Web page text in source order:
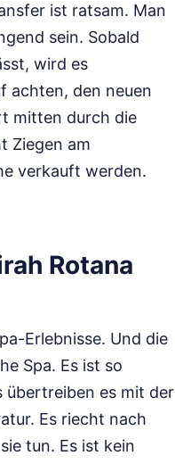
ist ratsam. Man
sein. Sobald
wird es
achten, den neuen
mitten durch die
Ziegen am
verkauft werden.
Rotana
Erlebnisse. Und die
Spa. Es ist so
übertreiben es mit der
Es riecht nach
tun. Es ist kein